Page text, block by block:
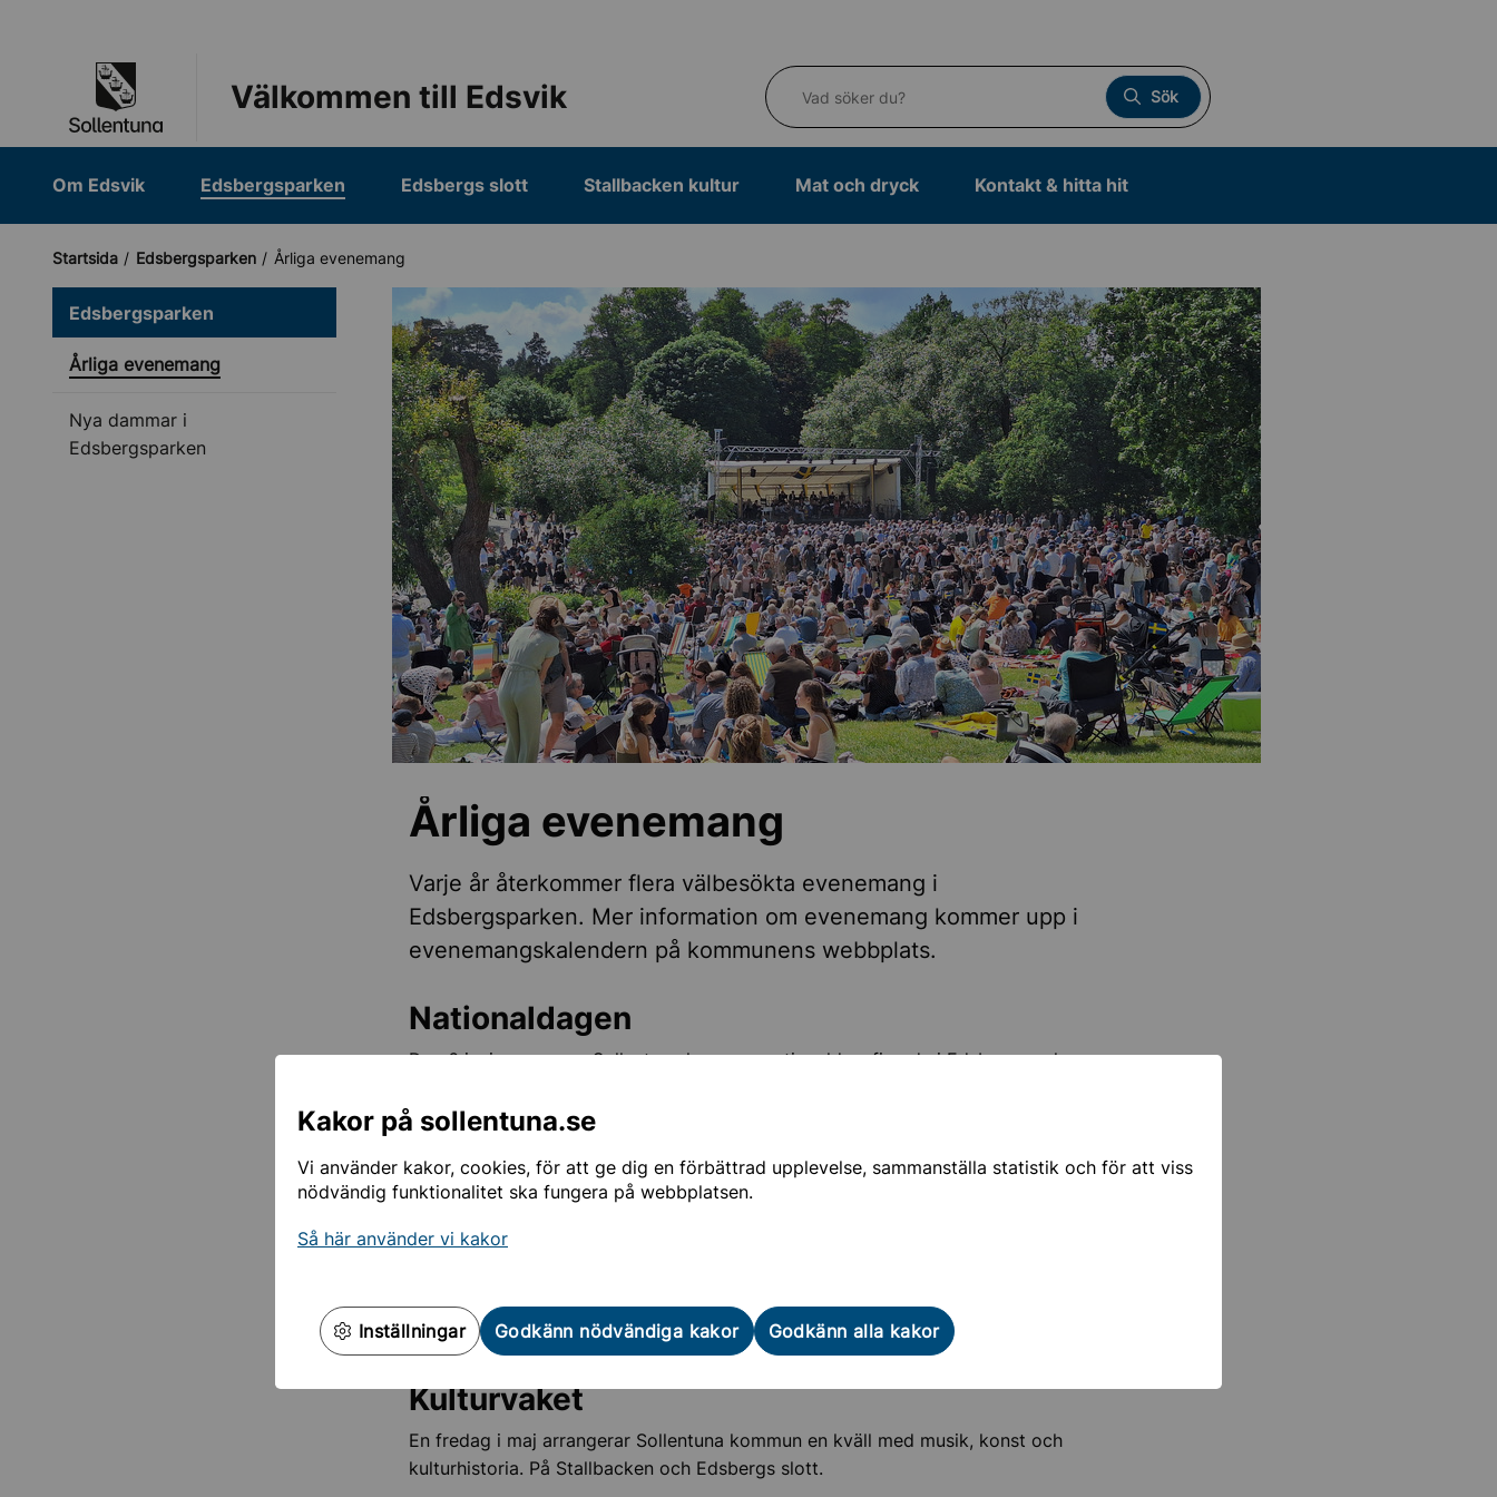
Kakor på sollentuna.se
Vi använder kakor, cookies, för att ge dig en förbättrad upplevelse, sammanställa statistik och för att viss
nödvändig funktionalitet ska fungera på webbplatsen.
Så här använder vi kakor
Inställningar Godkänn nödvändiga kakor Godkänn alla kakor
Välkommen till Edsvik
Vad söker du?
Sök
Om Edsvik Edsbergsparken Edsbergs slott Stallbacken kultur Mat och dryck Kontakt & hitta hit
Startsida Edsbergsparken Årliga evenemang
Edsbergsparken
Årliga evenemang
Nya dammar i
Edsbergsparken
Årliga evenemang
Varje år återkommer flera välbesökta evenemang i
Edsbergsparken. Mer information om evenemang kommer upp i
evenemangskalendern på kommunens webbplats.
Nationaldagen
Den 6 juni arrangerar Sollentuna kommun nationaldagsfirande i Edsbergsparken.
Från stora scenen är det fullt program från kl. 12 till 16.
På Stallbacken pågår Motorhistoriska dagen där många veteranfordon finns
till beskådande.
På gårdsplanen framför slottet pågår föreningsmässan där Sollentunas
På Valborgsmässoafton den 30 april tänds brasan vid Stallbacken och våren
firas in.
Kulturvaket
En fredag i maj arrangerar Sollentuna kommun en kväll med musik, konst och
kulturhistoria. På Stallbacken och Edsbergs slott.